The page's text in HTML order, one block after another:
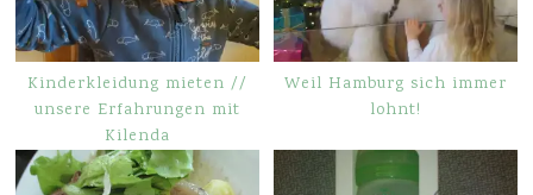
Kinderkleidung mieten //
unsere Erfahrungen mit
Kilenda
Weil Hamburg sich immer
lohnt!